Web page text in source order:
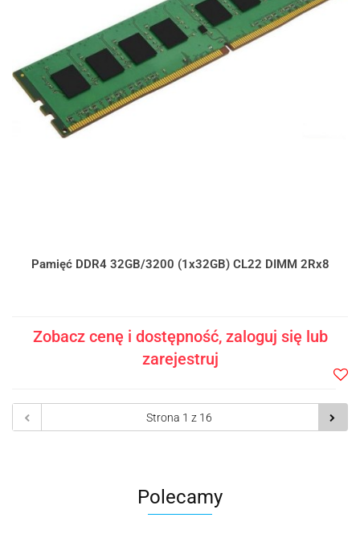
Pamięć DDR4 32GB/3200 (1x32GB) CL22 DIMM 2Rx8
Zobacz cenę i dostępność, zaloguj się lub
zarejestruj
Polecamy